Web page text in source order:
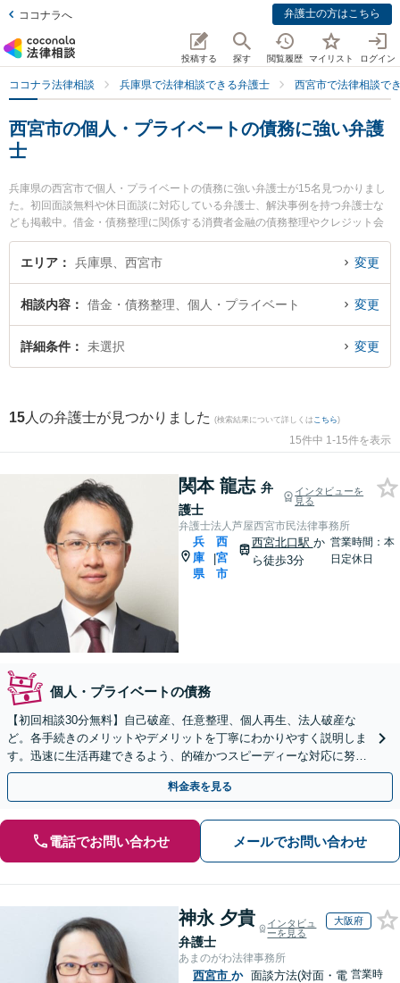
ココナラへ 弁護士の方はこちら
投稿する 探す 閲覧履歴 マイリスト ログイン
ココナラ法律相談 兵庫県で法律相談できる弁護士 西宮市で法律相談で
西宮市の個人・プライベートの債務に強い弁護
士
兵庫県の西宮市で個人・プライベートの債務に強い弁護士が15名見つかりまし
た。初回面談無料や休日面談に対応している弁護士、解決事例を持つ弁護士な
ども掲載中。借金・債務整理に関係する消費者金融の債務整理やクレジット会
社の債務整理、リボ払いの債務整理等の細かな分野での絞り込み検索もでき便
利です。特に弁護士法人芦屋西宮市民法律事務所の関本 龍志弁護士や峯松法律
間に発生した個人・プライベートの債務のトラブルを今すぐに弁護士に相談し
たい』『個人・プライベートの債務のトラブル解決の実績豊富な近くの弁護士
を検索したい』『初回相談無料で個人・プライベートの債務を法律相談できる
エリア 兵庫県、西宮市 変更
相談内容 借金・債務整理、個人・プライベート 変更
詳細条件 未選択 変更
15 人の弁護士が見つかりました (検索結果について詳しくは こちら)
15件中 1-15件を表示
関本 龍志 弁
護士
インタビューを
見る
弁護士法人芦屋西宮市民法律事務所
兵
庫
県
|
西
宮
市
西宮北口駅 か
ら徒歩3分
営業時間：本
日定休日
個人・プライベートの債務
【初回相談30分無料】自己破産、任意整理、個人再生、法人破産な
ど。各手続きのメリットやデメリットを丁寧にわかりやすく説明しま
す。迅速に生活再建できるよう、的確かつスピーディーな対応に努め
ます【西宮北口駅3分】
料金表を見る
電話でお問い合わせ メールでお問い合わせ
神永 夕貴
弁護士
インタビュ
ーを見る
大阪府
あまのがわ法律事務所
西宮市 か 面談方法(対面・電 営業時